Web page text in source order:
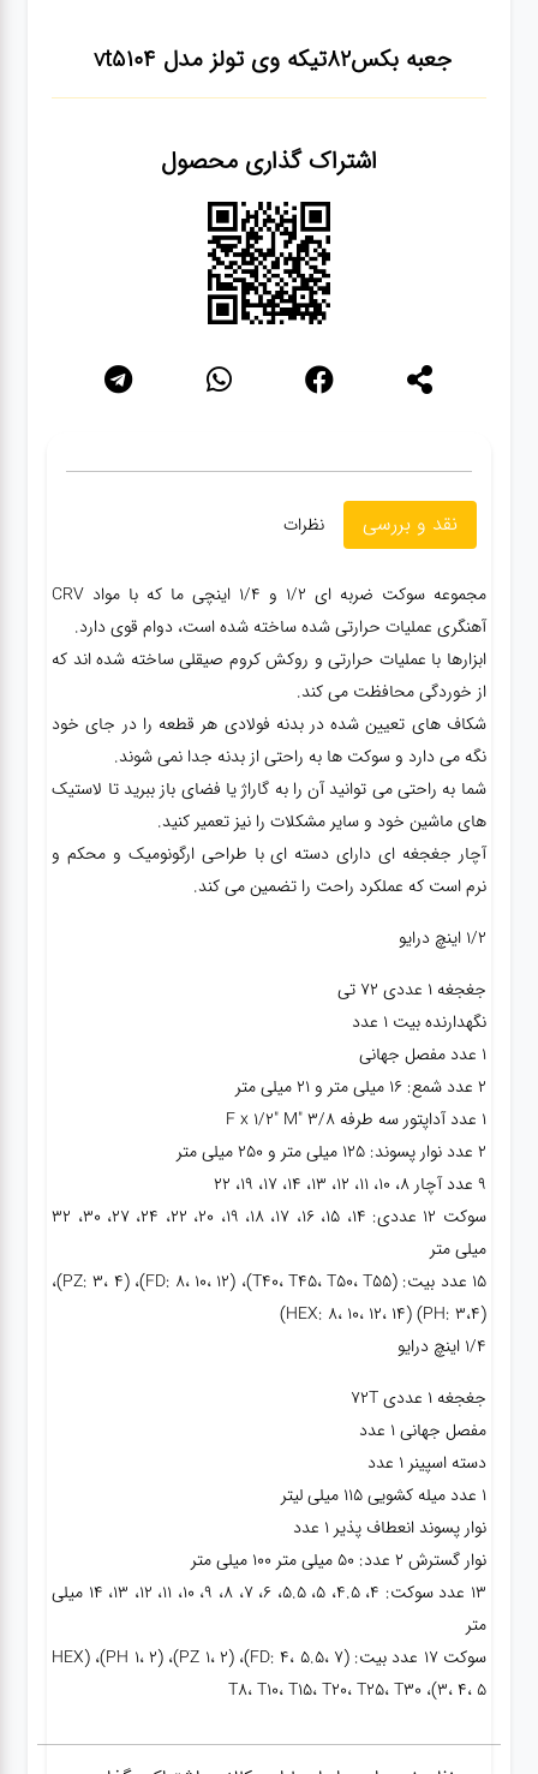
تیغه و
انواع
باتری ها
تجهیزات
کمپ
گجت
قفل
جعبه بکس82تیکه وی تولز مدل vt5104
اشتراک گذاری محصول
نقد و بررسی نظرات
مجموعه سوکت ضربه ای 1/2 و 1/4 اینچی ما که با مواد CRV
آهنگری عملیات حرارتی شده ساخته شده است، دوام قوی دارد.
ابزارها با عملیات حرارتی و روکش کروم صیقلی ساخته شده اند که
از خوردگی محافظت می کند.
شکاف های تعیین شده در بدنه فولادی هر قطعه را در جای خود
نگه می دارد و سوکت ها به راحتی از بدنه جدا نمی شوند.
شما به راحتی می توانید آن را به گاراژ یا فضای باز ببرید تا لاستیک
های ماشین خود و سایر مشکلات را نیز تعمیر کنید.
آچار جغجغه ای دارای دسته ای با طراحی ارگونومیک و محکم و
نرم است که عملکرد راحت را تضمین می کند.
1/2 اینچ درایو
جغجغه 1 عددی 72 تی
نگهدارنده بیت 1 عدد
1 عدد مفصل جهانی
2 عدد شمع: 16 میلی متر و 21 میلی متر
1 عدد آداپتور سه طرفه 3/8 "F x 1/2" M
2 عدد نوار پسوند: 125 میلی متر و 250 میلی متر
9 عدد آچار 8، 10، 11، 12، 13، 14، 17، 19، 22
سوکت 12 عددی: 14، 15، 16، 17، 18، 19، 20، 22، 24، 27، 30، 32
میلی متر
15 عدد بیت: (T40، T45، T50، T55)، (FD: 8، 10، 12)، (PZ: 3، 4)،
(PH: 3،4) (HEX: 8، 10، 12، 14)
1/4 اینچ درایو
جغجغه 1 عددی 72T
مفصل جهانی 1 عدد
دسته اسپینر 1 عدد
1 عدد میله کشویی 115 میلی لیتر
نوار پسوند انعطاف پذیر 1 عدد
نوار گسترش 2 عدد: 50 میلی متر 100 میلی متر
13 عدد سوکت: 4، 4.5، 5، 5.5، 6، 7، 8، 9، 10، 11، 12، 13، 14 میلی
متر
سوکت 17 عدد بیت: (FD: 4، 5.5، 7)، (PZ 1، 2)، (PH 1، 2)، (HEX
3، 4، 5)، T8، T10، T15، T20، T25، T30